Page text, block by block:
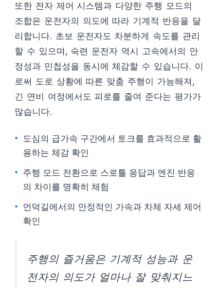
또한 전자 제어 시스템과 다양한 주행 모드의
조합은 운전자의 의도에 따라 기계적 반응을 달
리합니다. 초보 운전자도 차분하게 속도를 관리
할 수 있으며, 숙련 운전자 역시 고속에서의 안
정성과 민첩성을 동시에 체감할 수 있습니다. 이
로써 도로 상황에 따른 맞춤 주행이 가능해져,
긴 연비 여정에서도 피로를 줄여 준다는 평가가
많습니다.
도심의 급가속 구간에서 토크를 효과적으로 활
용하는 체감 확인
주행 모드 전환으로 스로틀 응답과 엔진 반응
의 차이를 명확히 체험
언덕길에서의 안정적인 가속과 차체 자세 제어
확인
주행의 즐거움은 기계적 성능과 운
전자의 의도가 얼마나 잘 맞춰지느